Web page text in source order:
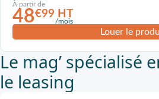
À partir de
48€99 HT
/mois
Louer le
Le mag’ spécialisé
le leasing